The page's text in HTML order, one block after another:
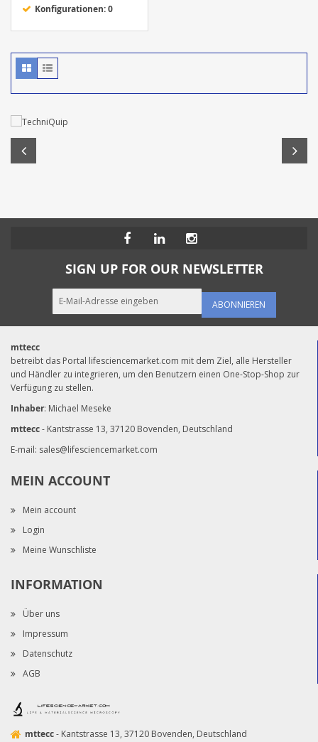
Konfigurationen: 0
SIGN UP FOR OUR NEWSLETTER
ABONNIEREN
mttecc
betreibt das Portal lifesciencemarket.com mit dem Ziel, alle Hersteller
und Händler zu integrieren, um den Benutzern einen One-Stop-Shop zur
Verfügung zu stellen.
Inhaber: Michael Meseke
mttecc- Kantstrasse 13, 37120 Bovenden, Deutschland
E-mail: sales@lifesciencemarket.com
MEIN ACCOUNT
Mein account
Login
Meine Wunschliste
INFORMATION
Über uns
Impressum
Datenschutz
AGB
mttecc- Kantstrasse 13, 37120 Bovenden, Deutschland